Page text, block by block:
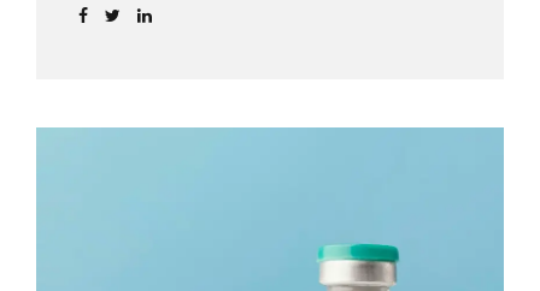
l’investitore Nelle definizioni di Wikipedia si legge:
Investitore: è colui che decide di investire il proprio
loro investimenti, mentre gli speculatori cercano...